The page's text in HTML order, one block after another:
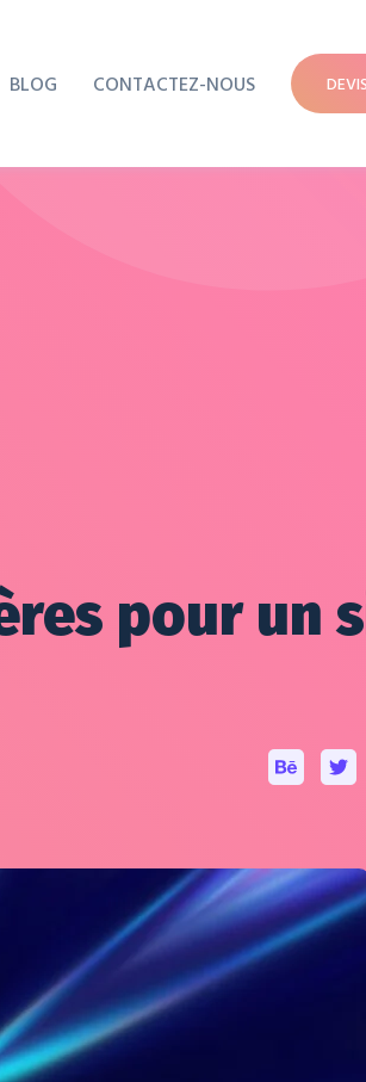
BLOG CONTACTEZ-NOUS
pour un